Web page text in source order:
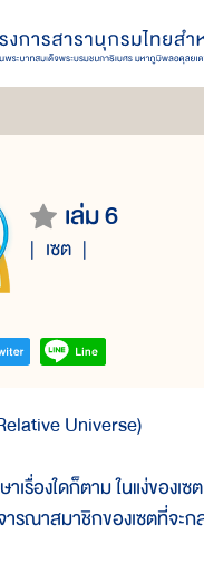
เล่ม 6
เซต
Universe)
องใดก็ตาม ในแง่ของเซต
รณาสมาชิกของเซตที่จะก